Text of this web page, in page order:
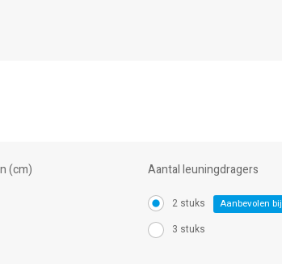
(cm) Aantal leuningdragers
2 stuks Aanbevolen bij
3 stuks